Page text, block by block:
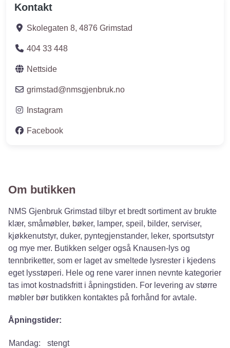
Kontakt
Skolegaten 8, 4876 Grimstad
404 33 448
Nettside
grimstad@nmsgjenbruk.no
Instagram
Facebook
Om butikken
NMS Gjenbruk Grimstad tilbyr et bredt sortiment av brukte
klær, småmøbler, bøker, lamper, speil, bilder, serviser,
kjøkkenutstyr, duker, pyntegjenstander, leker, sportsutstyr
og mye mer. Butikken selger også Knausen-lys og
tennbriketter, som er laget av smeltede lysrester i kjedens
eget lysstøperi. Hele og rene varer innen nevnte kategorier
tas imot kostnadsfritt i åpningstiden. For levering av større
møbler bør butikken kontaktes på forhånd for avtale.
Åpningstider:
Mandag:
stengt